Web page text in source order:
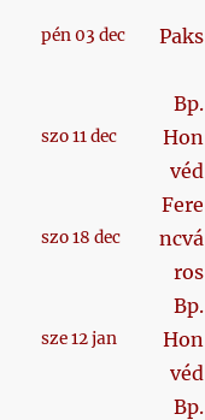
pén 03 dec Paks
szo 11 dec
Bp.
Hon
véd
szo 18 dec
Fere
ncvá
ros
sze 12 jan
Bp.
Hon
véd
Bp.